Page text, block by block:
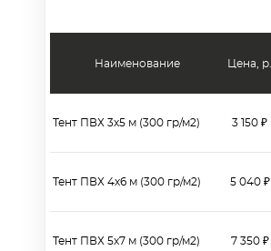
Наименование
Тент ПВХ 3х5 м (300 гр/м2)
Тент ПВХ 4х6 м (300 гр/м2)
Тент ПВХ 5х7 м (300 гр/м2)
Цена, р.
3 150 ₽
5 040 ₽
7 350 ₽